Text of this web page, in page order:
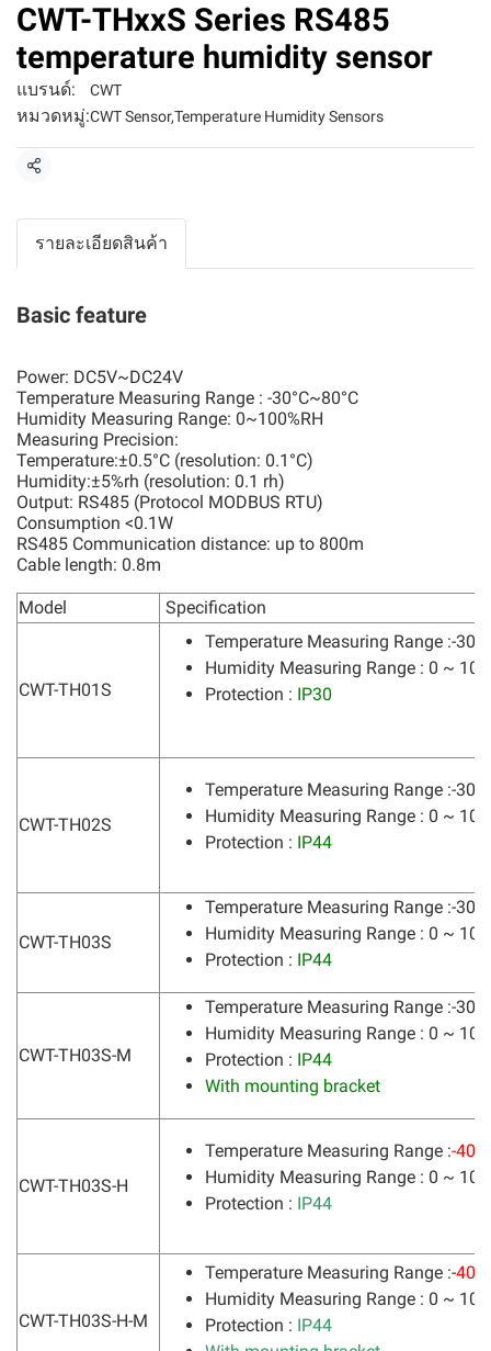
CWT-THxxS Series RS485
temperature humidity sensor
แบรนด์: CWT
หมวดหมู่:CWT Sensor,Temperature Humidity Sensors
แชร์
รายละเอียดสินค้า
Basic feature
Power: DC5V~DC24V
Temperature Measuring Range : -30°C~80°C
Humidity Measuring Range: 0~100%RH
Measuring Precision:
Temperature:±0.5°C (resolution: 0.1°C)
Humidity:±5%rh (resolution: 0.1 rh)
Output: RS485 (Protocol MODBUS RTU)
Consumption <0.1W
RS485 Communication distance: up to 800m
Cable length: 0.8m
Model Specification
CWT-TH01S
Temperature Measuring Range :-
Humidity Measuring Range : 0 ~
Protection : IP30
CWT-TH02S
Temperature Measuring Range :-
Humidity Measuring Range : 0 ~
Protection : IP44
CWT-TH03S
Temperature Measuring Range :-
Humidity Measuring Range : 0 ~
Protection : IP44
CWT-TH03S-M
Temperature Measuring Range :-
Humidity Measuring Range : 0 ~
Protection : IP44
With mounting bracket
CWT-TH03S-H
Temperature Measuring Range :-
Humidity Measuring Range : 0 ~
Protection : IP44
CWT-TH03S-H-M
Temperature Measuring Range :-
Humidity Measuring Range : 0 ~
Protection : IP44